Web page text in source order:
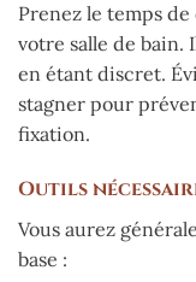
Prenez le temps
votre salle de
en étant discret.
stagner pour
fixation.
Outils
Vous aurez
base :